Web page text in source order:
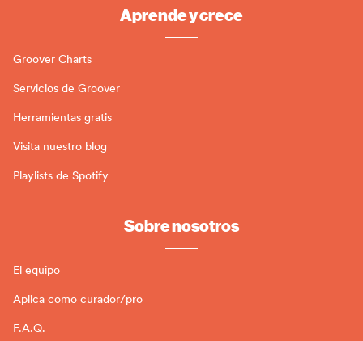
Aprende y crece
Groover Charts
Servicios de Groover
Herramientas gratis
Visita nuestro blog
Playlists de Spotify
Sobre nosotros
El equipo
Aplica como curador/pro
F.A.Q.